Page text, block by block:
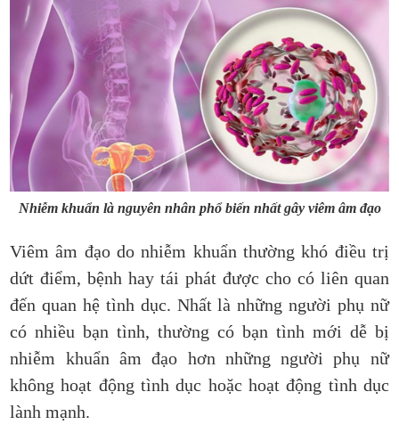
Nhiễm khuẩn là nguyên nhân phổ biến nhất gây viêm âm đạo
Viêm âm đạo do nhiễm khuẩn thường khó điều trị
dứt điểm, bệnh hay tái phát được cho có liên quan
đến quan hệ tình dục. Nhất là những người phụ nữ
có nhiều bạn tình, thường có bạn tình mới dễ bị
nhiễm khuẩn âm đạo hơn những người phụ nữ
không hoạt động tình dục hoặc hoạt động tình dục
lành mạnh.